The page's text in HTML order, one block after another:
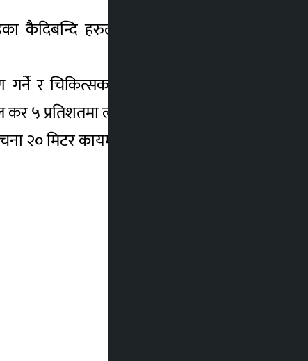
हरुलाई उत्पादन मार्फत संवृद्धि
गर्ने र चिकित्सक, शिक्षक, चाटर्ड एकाउन्टेन,
५ प्रतिशतमा ल्याउने हो ।
२० मिटर कायम गर्ने हो ।